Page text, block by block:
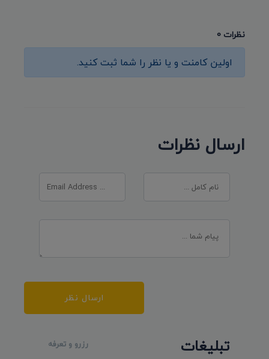
نظرات 0
اولین کامنت و یا نظر را شما ثبت کنید.
ارسال نظرات
ارسال نظر
تبلیغات رزرو و تعرفه